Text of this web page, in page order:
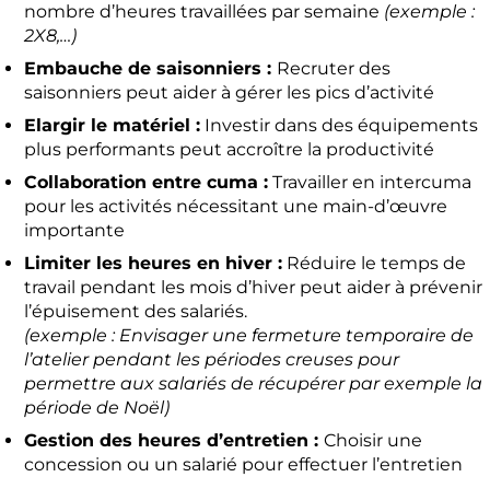
nombre d’heures travaillées par semaine (exemple :
2X8,…)
Embauche de saisonniers : Recruter des
saisonniers peut aider à gérer les pics d’activité
Elargir le matériel : Investir dans des équipements
plus performants peut accroître la productivité
Collaboration entre cuma : Travailler en intercuma
pour les activités nécessitant une main-d’œuvre
importante
Limiter les heures en hiver : Réduire le temps de
travail pendant les mois d’hiver peut aider à prévenir
l’épuisement des salariés.
(exemple : Envisager une fermeture temporaire de
l’atelier pendant les périodes creuses pour
permettre aux salariés de récupérer par exemple la
période de Noël)
Gestion des heures d’entretien : Choisir une
concession ou un salarié pour effectuer l’entretien